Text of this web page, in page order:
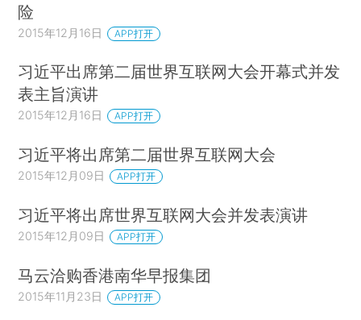
险
2015年12月16日 APP打开
习近平出席第二届世界互联网大会开幕式并发
表主旨演讲
2015年12月16日 APP打开
习近平将出席第二届世界互联网大会
2015年12月09日 APP打开
习近平将出席世界互联网大会并发表演讲
2015年12月09日 APP打开
马云洽购香港南华早报集团
2015年11月23日 APP打开